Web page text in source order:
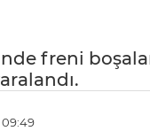
freni
09:49